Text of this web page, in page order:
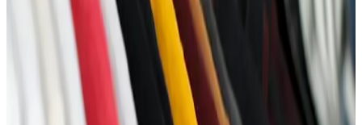
Domaći dizajn
Autentično, promišljeno, lokalno. Otkrij radove domaćih dizajnera
koji stvaraju u manjim serijama, sa pažnjom prema detaljima,
kvalitetu i dugotrajnosti.